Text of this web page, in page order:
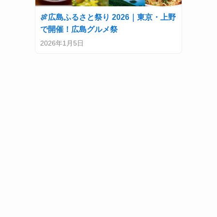
🍖広島ふるさと祭り 2026｜東京・上野
で開催！広島グルメ祭
2026年1月5日